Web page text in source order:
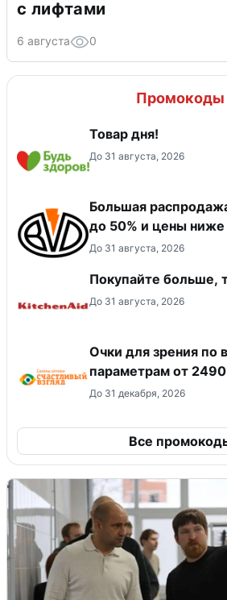
с лифтами
6 августа 0
Промокоды
Товар дня!
До 31 августа, 2026
Большая
до 50% и цены
До 31 августа, 2026
Покупайте больше,
До 31 августа, 2026
Очки для зрения по
параметрам от
До 31 декабря, 2026
Все